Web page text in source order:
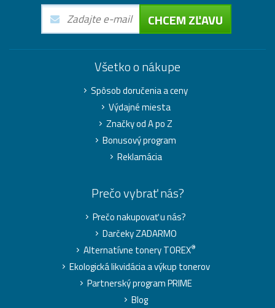
CHCEM ZĽAVU
Všetko o nákupe
Spôsob doručenia a ceny
Výdajné miesta
Značky od A po Z
Bonusový program
Reklamácia
Prečo vybrať nás?
Prečo nakupovať u nás?
Darčeky ZADARMO
Alternatívne tonery TOREX®
Ekologická likvidácia a výkup tonerov
Partnerský program PRIME
Blog